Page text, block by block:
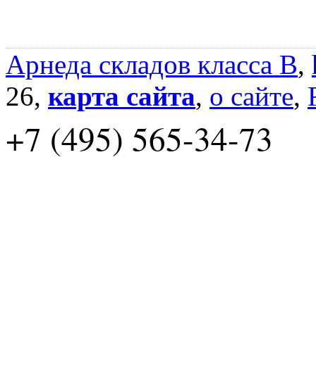
Арнеда складов класса B,
26, карта сайта, о сайте,
+7 (495) 565-34-73